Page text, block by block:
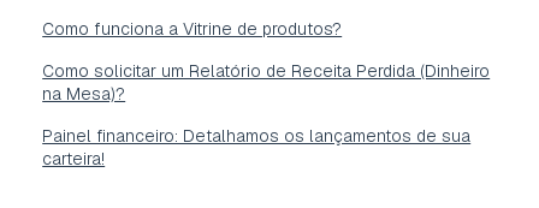
Como funciona a Vitrine de produtos?
Como solicitar um Relatório de Receita Perdida (Dinheiro
na Mesa)?
Painel financeiro: Detalhamos os lançamentos de sua
carteira!